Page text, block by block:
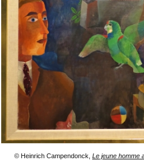
© Heinrich Campendonck, Le jeune homme